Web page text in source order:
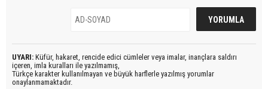
UYARI: Küfür, hakaret, rencide edici cümleler veya imalar, inançlara saldırı
içeren, imla kuralları ile yazılmamış,
Türkçe karakter kullanılmayan ve büyük harflerle yazılmış yorumlar
onaylanmamaktadır.